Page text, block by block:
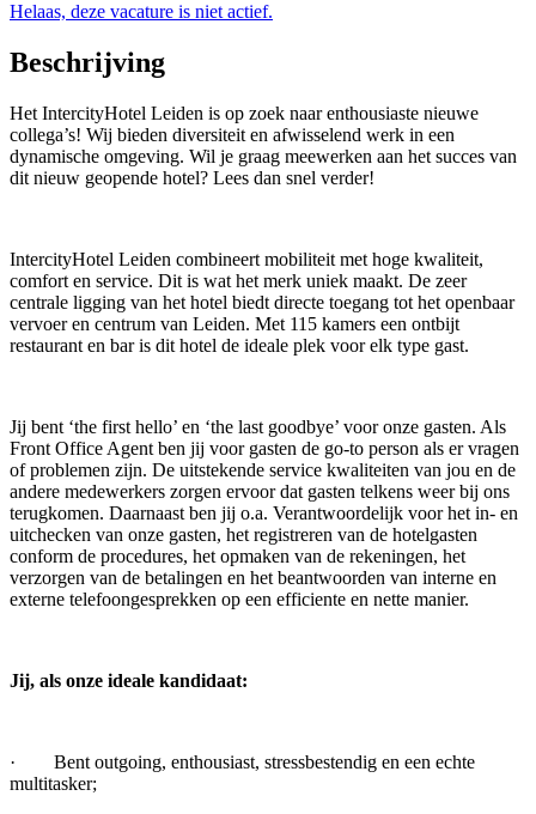
Helaas, deze vacature is niet actief.
Beschrijving
Het IntercityHotel Leiden is op zoek naar enthousiaste nieuwe
collega’s! Wij bieden diversiteit en afwisselend werk in een
dynamische omgeving. Wil je graag meewerken aan het succes van
dit nieuw geopende hotel? Lees dan snel verder!
IntercityHotel Leiden combineert mobiliteit met hoge kwaliteit,
comfort en service. Dit is wat het merk uniek maakt. De zeer
centrale ligging van het hotel biedt directe toegang tot het openbaar
vervoer en centrum van Leiden. Met 115 kamers een ontbijt
restaurant en bar is dit hotel de ideale plek voor elk type gast.
Jij bent ‘the first hello’ en ‘the last goodbye’ voor onze gasten. Als
Front Office Agent ben jij voor gasten de go-to person als er vragen
of problemen zijn. De uitstekende service kwaliteiten van jou en de
andere medewerkers zorgen ervoor dat gasten telkens weer bij ons
terugkomen. Daarnaast ben jij o.a. Verantwoordelijk voor het in- en
uitchecken van onze gasten, het registreren van de hotelgasten
conform de procedures, het opmaken van de rekeningen, het
verzorgen van de betalingen en het beantwoorden van interne en
externe telefoongesprekken op een efficiente en nette manier.
Jij, als onze ideale kandidaat:
· Bent outgoing, enthousiast, stressbestendig en een echte
multitasker;